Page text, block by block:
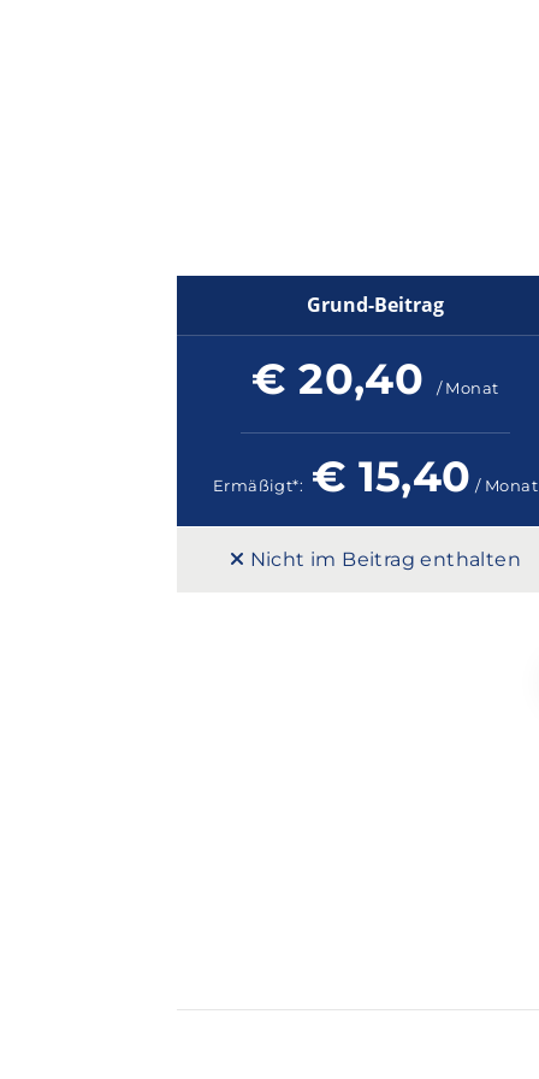
Grund-Beitrag
€ 20,40 / Monat
Ermäßigt*: € 15,40 / Monat
Nicht im Beitrag enthalten